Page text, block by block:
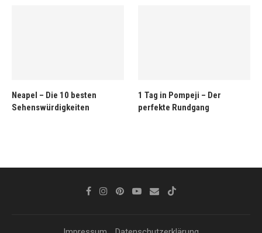
Neapel – Die 10 besten
Sehenswürdigkeiten
1 Tag in Pompeji – Der
perfekte Rundgang